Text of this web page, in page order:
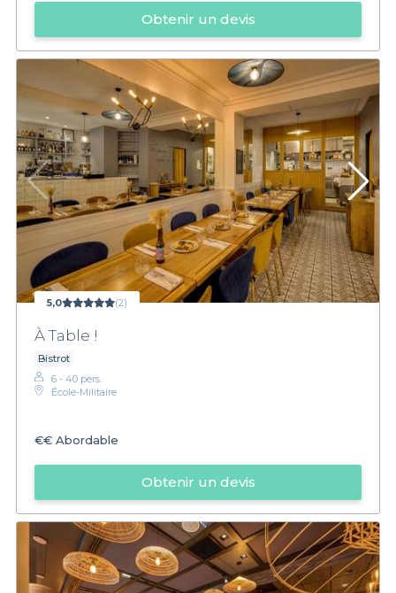
Obtenir un devis
5,0 (2)
À Table !
Bistrot
6 - 40 pers.
École-Militaire
€€ Abordable
Obtenir un devis